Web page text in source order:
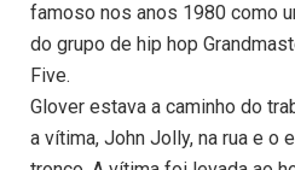
famoso nos anos 1980 como
do grupo de hip hop
Five.
Glover estava a caminho do
a vítima, John Jolly, na rua e o